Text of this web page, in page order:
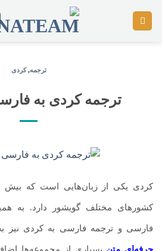
ترجمه,کردی
ترجمه کردی به
کردی یکی از زبان‌هایی است که بیش
کشورهای مختلف گویشور دارد. به
فارسی و ترجمه فارسی به کردی نیز